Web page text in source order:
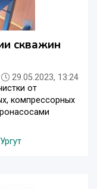
скважин
29.05.2023, 13:24
от
компрессорных
Ургут